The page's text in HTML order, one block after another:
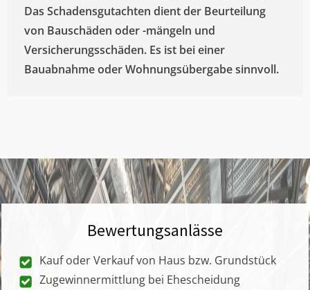
Das Schadensgutachten dient der Beurteilung
von Bauschäden oder -mängeln und
Versicherungsschäden. Es ist bei einer
Bauabnahme oder Wohnungsübergabe sinnvoll.
Bewertungsanlässe
Kauf oder Verkauf von Haus bzw. Grundstück
Zugewinnermittlung bei Ehescheidung